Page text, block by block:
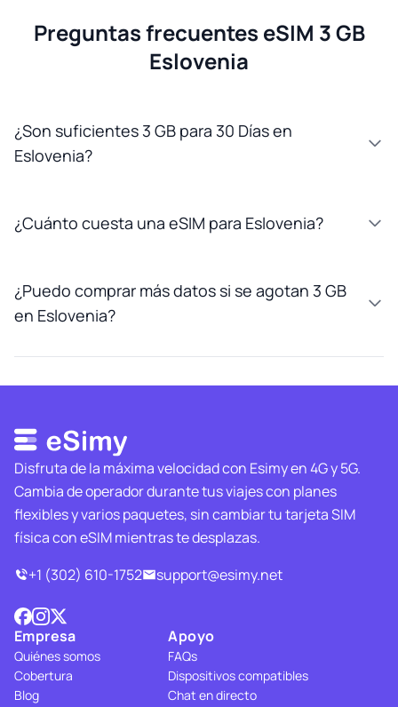
Preguntas frecuentes eSIM 3 GB
Eslovenia
¿Son suficientes 3 GB para 30 Días en
Eslovenia?
¿Cuánto cuesta una eSIM para Eslovenia?
¿Puedo comprar más datos si se agotan 3 GB
en Eslovenia?
Disfruta de la máxima velocidad con Esimy en 4G y 5G.
Cambia de operador durante tus viajes con planes
flexibles y varios paquetes, sin cambiar tu tarjeta SIM
física con eSIM mientras te desplazas.
+1 (302) 610-1752
support@esimy.net
Empresa
Quiénes somos
Cobertura
Blog
Apoyo
FAQs
Dispositivos compatibles
Chat en directo